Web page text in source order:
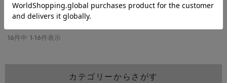
並び替え 人気順 新着順
16件中 1-16件表示
カテゴリーからさがす